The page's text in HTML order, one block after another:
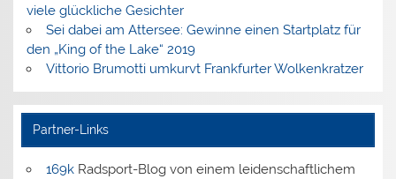
viele glückliche Gesichter
Sei dabei am Attersee: Gewinne einen Startplatz für
den „King of the Lake“ 2019
Vittorio Brumotti umkurvt Frankfurter Wolkenkratzer
Partner-Links
169kRadsport-Blog von einem leidenschaftlichem